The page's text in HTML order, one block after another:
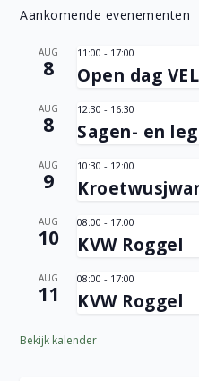
Aankomende evenementen
AUG
8
11:00 - 17:00
Open dag
AUG
8
12:30 - 16:30
Sagen- en
AUG
9
10:30 - 12:00
AUG
10
08:00 - 17:00
KVW Roggel
AUG
11
08:00 - 17:00
KVW Roggel
Bekijk kalender